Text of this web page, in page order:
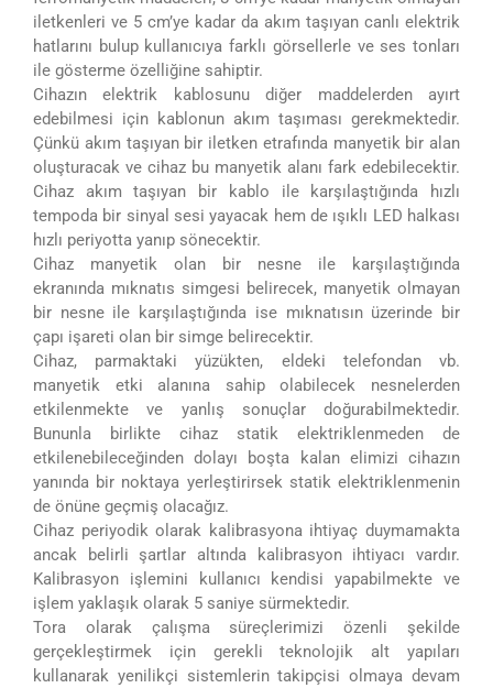
iletkenleri ve 5 cm’ye kadar da akım taşıyan canlı elektrik
hatlarını bulup kullanıcıya farklı görsellerle ve ses tonları
ile gösterme özelliğine sahiptir.
Cihazın elektrik kablosunu diğer maddelerden ayırt
edebilmesi için kablonun akım taşıması gerekmektedir.
Çünkü akım taşıyan bir iletken etrafında manyetik bir alan
oluşturacak ve cihaz bu manyetik alanı fark edebilecektir.
Cihaz akım taşıyan bir kablo ile karşılaştığında hızlı
tempoda bir sinyal sesi yayacak hem de ışıklı LED halkası
hızlı periyotta yanıp sönecektir.
Cihaz manyetik olan bir nesne ile karşılaştığında
ekranında mıknatıs simgesi belirecek, manyetik olmayan
bir nesne ile karşılaştığında ise mıknatısın üzerinde bir
çapı işareti olan bir simge belirecektir.
Cihaz, parmaktaki yüzükten, eldeki telefondan vb.
manyetik etki alanına sahip olabilecek nesnelerden
etkilenmekte ve yanlış sonuçlar doğurabilmektedir.
Bununla birlikte cihaz statik elektriklenmeden de
etkilenebileceğinden dolayı boşta kalan elimizi cihazın
yanında bir noktaya yerleştirirsek statik elektriklenmenin
de önüne geçmiş olacağız.
Cihaz periyodik olarak kalibrasyona ihtiyaç duymamakta
ancak belirli şartlar altında kalibrasyon ihtiyacı vardır.
Kalibrasyon işlemini kullanıcı kendisi yapabilmekte ve
işlem yaklaşık olarak 5 saniye sürmektedir.
Tora olarak çalışma süreçlerimizi özenli şekilde
gerçekleştirmek için gerekli teknolojik alt yapıları
kullanarak yenilikçi sistemlerin takipçisi olmaya devam